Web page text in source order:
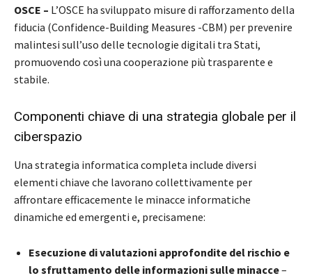
OSCE – L’OSCE ha sviluppato misure di rafforzamento della
fiducia (Confidence-Building Measures -CBM) per prevenire
malintesi sull’uso delle tecnologie digitali tra Stati,
promuovendo così una cooperazione più trasparente e
stabile.
Componenti chiave di una strategia globale per il
ciberspazio
Una strategia informatica completa include diversi
elementi chiave che lavorano collettivamente per
affrontare efficacemente le minacce informatiche
dinamiche ed emergenti e, precisamene:
Esecuzione di valutazioni approfondite del rischio e
lo sfruttamento delle informazioni sulle minacce–